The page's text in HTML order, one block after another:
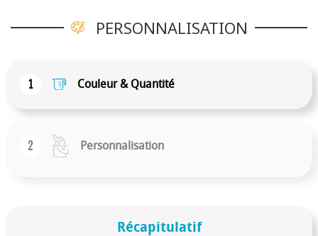
PERSONNALISATION
1 Couleur & Quantité
2 Personnalisation
Récapitulatif